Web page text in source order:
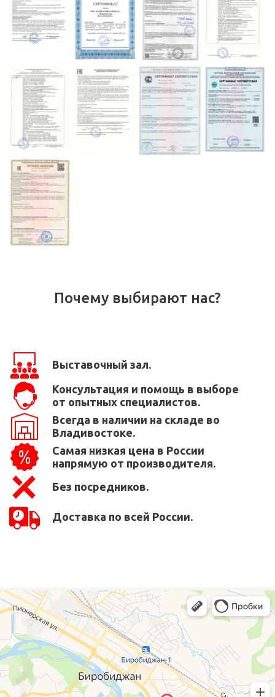
Почему выбирают нас?
Выставочный зал.
Консультация и помощь в выборе
от опытных специалистов.
Всегда в наличии на складе во
Владивостоке.
Самая низкая цена в России
напрямую от производителя.
Без посредников.
Доставка по всей России.